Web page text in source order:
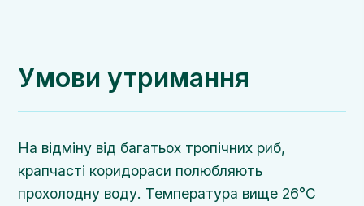
Умови утримання
На відміну від багатьох тропічних риб,
крапчасті коридораси полюбляють
прохолодну воду. Температура вище 26°C